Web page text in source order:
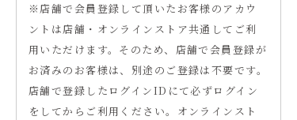
※店舗で会員登録して頂いたお客様のアカウ
ントは店舗・オンラインストア共通してご利
用いただけます。そのため、店舗で会員登録が
お済みのお客様は、別途のご登録は不要です。
店舗で登録したログインIDにて必ずログイン
をしてからご利用ください。オンラインスト